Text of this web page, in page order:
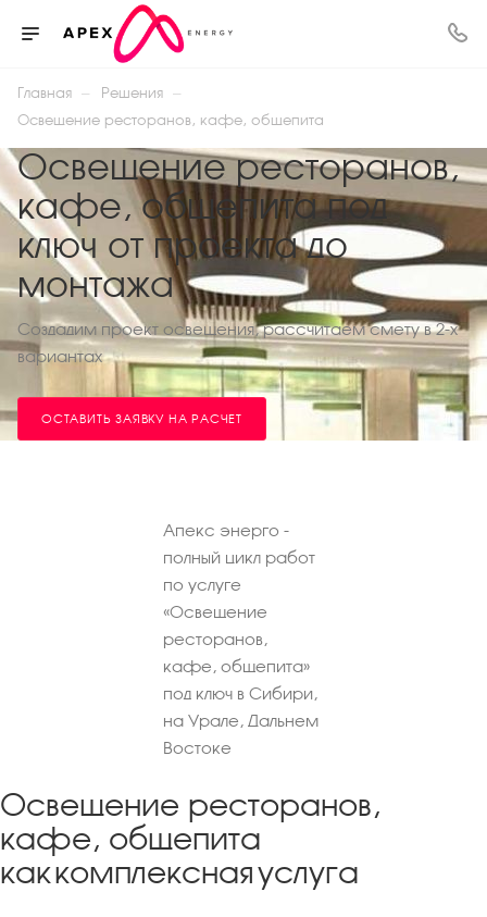
Главная — Решения —
Освещение ресторанов, кафе, общепита
Освещение ресторанов,
кафе, общепита под
ключ от проекта до
монтажа
Создадим проект освещения, рассчитаем смету в 2-х
вариантах
ОСТАВИТЬ ЗАЯВКУ НА РАСЧЕТ
Апекс энерго -
полный цикл работ
по услуге
«Освещение
ресторанов,
кафе, общепита»
под ключ в Сибири,
на Урале, Дальнем
Востоке
Освещение ресторанов,
кафе, общепита
как комплексная услуга